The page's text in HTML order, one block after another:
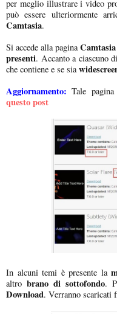
per meglio illustrare i video
può essere ulteriormente
Camtasia.
Si accede alla pagina
presenti. Accanto a ciascuno
che contiene e se sia
Aggiornamento: Tale
questo post
In alcuni temi è presente la
altro brano di sottofondo.
Download. Verranno scaricati